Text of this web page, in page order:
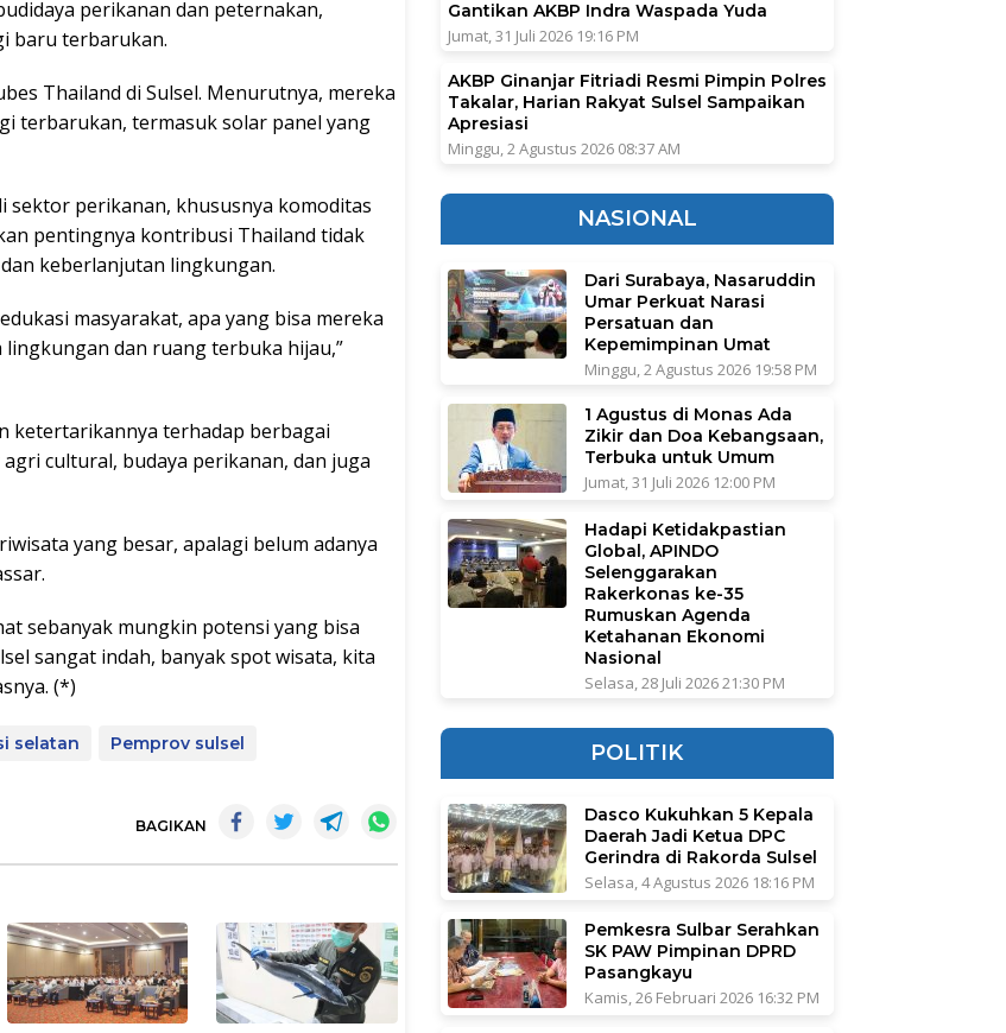
perikanan dan peternakan,
baru terbarukan.
Thailand di Sulsel. Menurutnya, mereka
terbarukan, termasuk solar panel yang
sektor perikanan, khususnya komoditas
pentingnya kontribusi Thailand tidak
keberlanjutan lingkungan.
masyarakat, apa yang bisa mereka
dan ruang terbuka hijau,”
ketertarikannya terhadap berbagai
cultural, budaya perikanan, dan juga
yang besar, apalagi belum adanya
sebanyak mungkin potensi yang bisa
sangat indah, banyak spot wisata, kita
(*)
selatan Pemprov sulsel
BAGIKAN
Gantikan AKBP Indra Waspada Yuda
Jumat, 31 Juli 2026 19:16 PM
AKBP Ginanjar Fitriadi Resmi Pimpin Polres
Takalar, Harian Rakyat Sulsel Sampaikan
Apresiasi
Minggu, 2 Agustus 2026 08:37 AM
NASIONAL
Dari Surabaya, Nasaruddin
Umar Perkuat Narasi
Persatuan dan
Kepemimpinan Umat
Minggu, 2 Agustus 2026 19:58 PM
1 Agustus di Monas Ada
Zikir dan Doa Kebangsaan,
Terbuka untuk Umum
Jumat, 31 Juli 2026 12:00 PM
Hadapi Ketidakpastian
Global, APINDO
Selenggarakan
Rakerkonas ke-35
Rumuskan Agenda
Ketahanan Ekonomi
Nasional
Selasa, 28 Juli 2026 21:30 PM
POLITIK
Dasco Kukuhkan 5 Kepala
Daerah Jadi Ketua DPC
Gerindra di Rakorda Sulsel
Selasa, 4 Agustus 2026 18:16 PM
Pemkesra Sulbar Serahkan
SK PAW Pimpinan DPRD
Pasangkayu
Kamis, 26 Februari 2026 16:32 PM